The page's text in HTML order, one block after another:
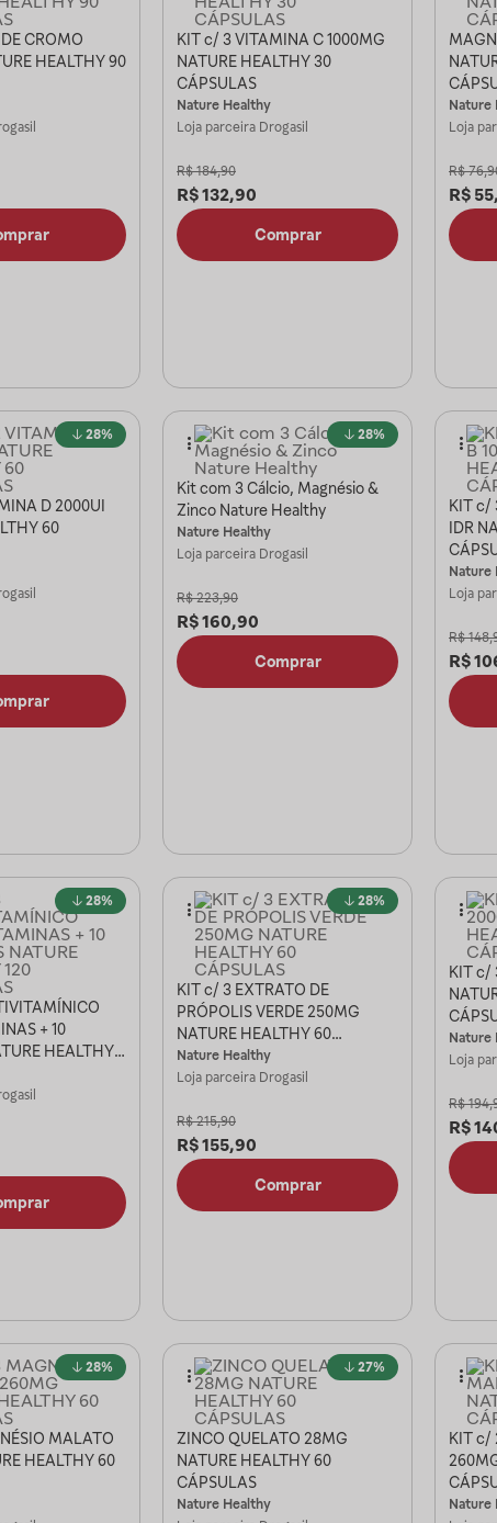
CROMO
HEALTHY 90
KIT c/ 3 VITAMINA C 1000MG
NATURE HEALTHY 30
CÁPSULAS
Nature Healthy
Loja parceira Drogasil
R$ 184,90
R$132,90
Comprar
Nature
Loja
R$
R$
28%
D 2000UI
60
28%
Kit com 3 Cálcio, Magnésio &
Zinco Nature Healthy
Nature Healthy
Loja parceira Drogasil
R$ 223,90
R$160,90
Comprar
KIT c/
IDR
Nature
Loja
R$
R$
28%
+ 10
HEALTHY
28%
KIT c/ 3 EXTRATO DE
PRÓPOLIS VERDE 250MG
NATURE HEALTHY 60
CÁPSULAS
Nature Healthy
Loja parceira Drogasil
R$ 215,90
R$155,90
Comprar
KIT c/
Nature
Loja
R$
R$
28%
MALATO
HEALTHY 60
27%
ZINCO QUELATO 28MG
NATURE HEALTHY 60
CÁPSULAS
Nature Healthy
KIT c/
Nature